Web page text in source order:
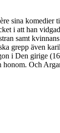
sina
i att han
samt
grepp även
i Den girige
Och